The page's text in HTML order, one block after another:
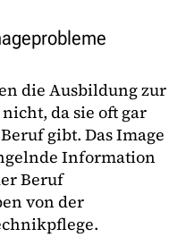
die Ausbildung zur
da sie oft gar
gibt. Das Image
Information
Beruf
von der